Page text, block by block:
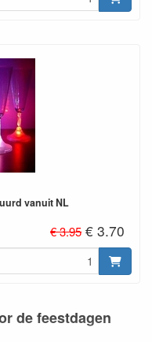
vanuit NL
€ 3.95 € 3.70
de feestdagen